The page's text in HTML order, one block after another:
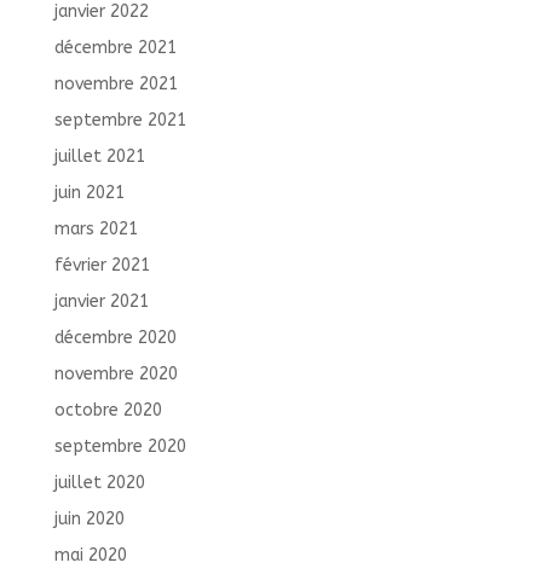
janvier 2022
décembre 2021
novembre 2021
septembre 2021
juillet 2021
juin 2021
mars 2021
février 2021
janvier 2021
décembre 2020
novembre 2020
octobre 2020
septembre 2020
juillet 2020
juin 2020
mai 2020